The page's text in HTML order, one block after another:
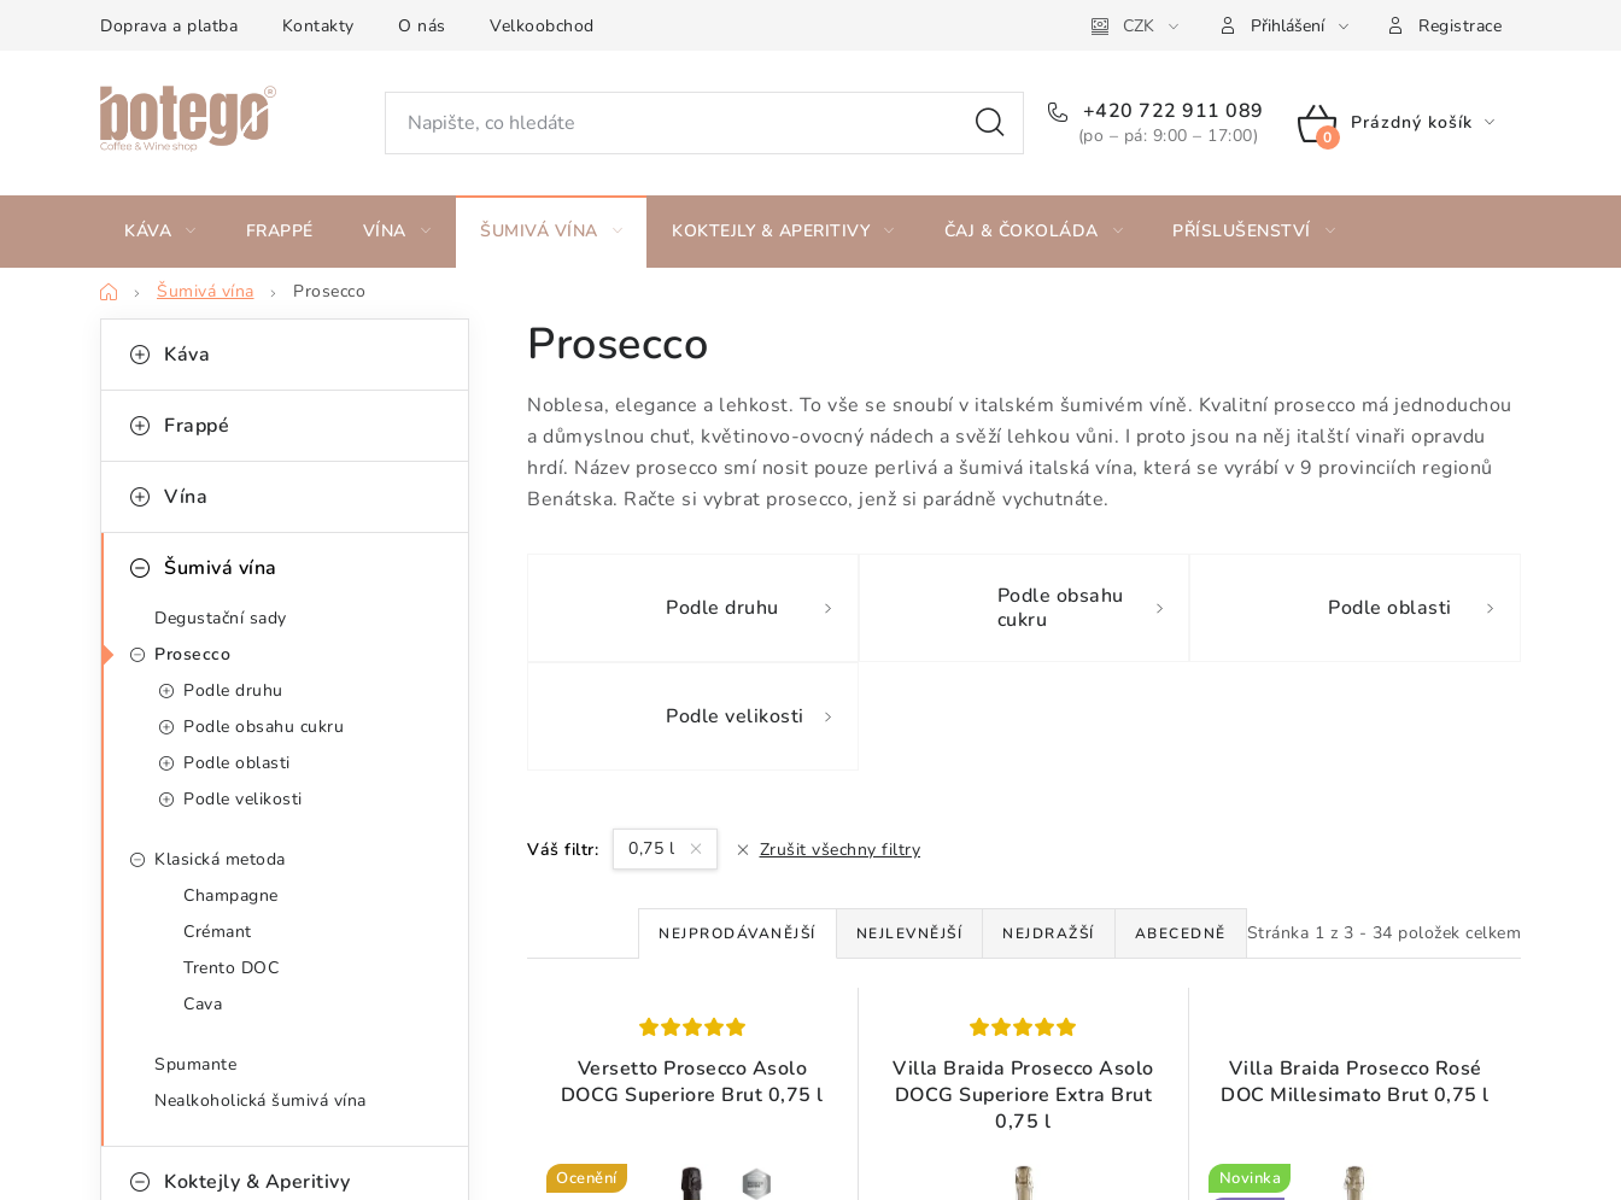
Doprava a platba Kontakty O nás Velkoobchod CZK Přihlášení Registrace
+420 722 911 089
(po – pá: 9:00 – 17:00)
NÁKUPNÍ
Prázdný košík
KÁVA FRAPPÉ VÍNA ŠUMIVÁ VÍNA KOKTEJLY & APERITIVY ČAJ & ČOKOLÁDA PŘÍSLUŠENSTVÍ
DomůŠumivá vína Prosecco
o
t
r
n
kategorie
a
e
o
e
Káva
Frappé
Vína
Šumivá vína
Degustační sady
Prosecco
Podle druhu
Podle obsahu cukru
Podle oblasti
Podle velikosti
Klasická metoda
Champagne
Crémant
Trento DOC
Cava
Spumante
Nealkoholická šumivá vína
Koktejly & Aperitivy
Prosecco
Noblesa, elegance a lehkost. To vše se snoubí v italském šumivém víně. Kvalitní prosecco má jednoduchou
a důmyslnou chuť, květinovo-ovocný nádech a svěží lehkou vůni. I proto jsou na něj italští vinaři opravdu
hrdí. Název prosecco smí nosit pouze perlivá a šumivá italská vína, která se vyrábí v 9 provinciích regionů
Benátska. Račte si vybrat prosecco, jenž si parádně vychutnáte.
Podle druhu
Podle obsahu
cukru
Podle oblasti
Podle velikosti
Váš filtr: 0,75 l Zrušit všechny filtry
Stránka 1 z 3 - 34 položek celkem
Ř
a
z
e
n
NEJPRODÁVANĚJŠÍ NEJLEVNĚJŠÍ NEJDRAŽŠÍ ABECEDNĚ
Versetto Prosecco Asolo
DOCG Superiore Brut 0,75 l
Ocenění
Villa Braida Prosecco Asolo
DOCG Superiore Extra Brut
0,75 l
Villa Braida Prosecco Rosé
DOC Millesimato Brut 0,75 l
Novinka